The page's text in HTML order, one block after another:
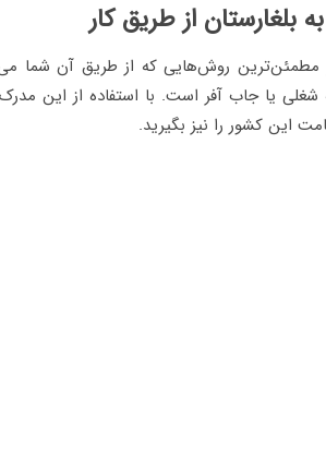
مطمئن‌ترین روش‌هایی که از طریق آن شما
یا جاب آفر است. با استفاده از این
این کشور را نیز بگیرید.